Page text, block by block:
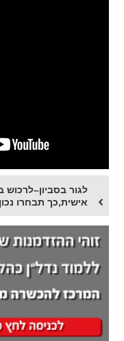
לגור
אישית,כך תבחרו נכון